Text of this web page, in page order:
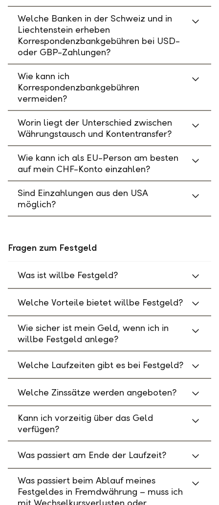
Welche Banken in der Schweiz und in
Liechtenstein erheben
Korrespondenzbankgebühren bei USD-
oder GBP-Zahlungen?
Wie kann ich
Korrespondenzbankgebühren
vermeiden?
Worin liegt der Unterschied zwischen
Währungstausch und Kontentransfer?
Wie kann ich als EU-Person am besten
auf mein CHF-Konto einzahlen?
Sind Einzahlungen aus den USA
möglich?
Fragen zum Festgeld
Was ist willbe Festgeld?
Welche Vorteile bietet willbe Festgeld?
Wie sicher ist mein Geld, wenn ich in
willbe Festgeld anlege?
Welche Laufzeiten gibt es bei Festgeld?
Welche Zinssätze werden angeboten?
Kann ich vorzeitig über das Geld
verfügen?
Was passiert am Ende der Laufzeit?
Was passiert beim Ablauf meines
Festgeldes in Fremdwährung – muss ich